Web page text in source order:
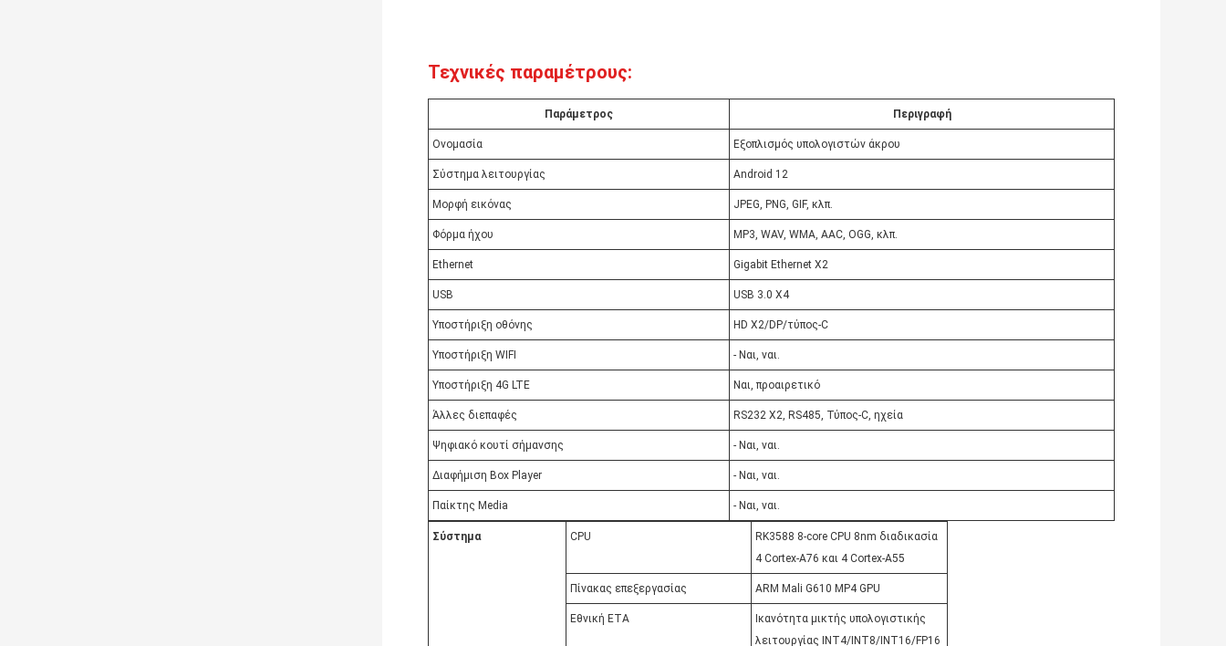
Τεχνικές παραμέτρους:
Παράμετρος Περιγραφή
Ονομασία Εξοπλισμός υπολογιστών άκρου
Σύστημα λειτουργίας Android 12
Μορφή εικόνας JPEG, PNG, GIF, κλπ.
Φόρμα ήχου MP3, WAV, WMA, AAC, OGG, κλπ.
Ethernet Gigabit Ethernet X2
USB USB 3.0 X4
Υποστήριξη οθόνης HD X2/DP/τύπος-C
Υποστήριξη WIFI - Ναι, ναι.
Υποστήριξη 4G LTE Ναι, προαιρετικό
Άλλες διεπαφές RS232 X2, RS485, Τύπος-C, ηχεία
Ψηφιακό κουτί σήμανσης - Ναι, ναι.
Διαφήμιση Box Player - Ναι, ναι.
Παίκτης Media - Ναι, ναι.
Σύστημα CPU
RK3588 8-core CPU 8nm διαδικασία
4 Cortex-A76 και 4 Cortex-A55
Πίνακας επεξεργασίας ARM Mali G610 MP4 GPU
Εθνική ΕΤΑ
Ικανότητα μικτής υπολογιστικής
λειτουργίας INT4/INT8/INT16/FP16